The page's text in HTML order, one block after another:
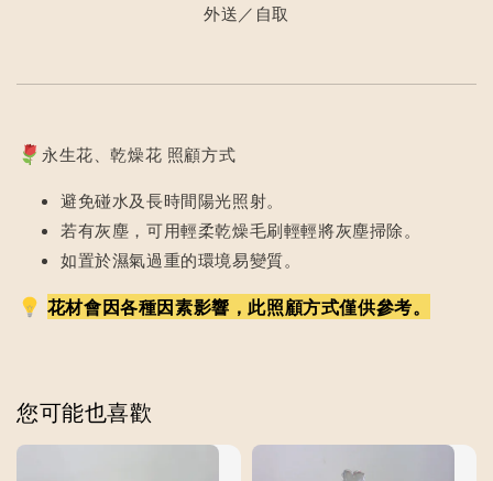
外送／自取
永生花、乾燥花 照顧方式
避免碰水及長時間陽光照射。
若有灰塵，可用輕柔乾燥毛刷輕輕將灰塵掃除。
如置於濕氣過重的環境易變質。
花材會因各種因素影響，此照顧方式僅供參考。
您可能也喜歡